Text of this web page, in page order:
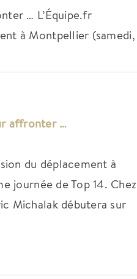
… L’Équipe.fr
à Montpellier (samedi,
affronter …
du déplacement à
journée de Top 14. Chez
Michalak débutera sur